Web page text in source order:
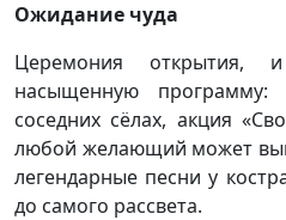
Ожидание чуда
Церемония открытия,
насыщенную
соседних сёлах, акция
любой желающий может
легендарные песни у
до самого рассвета.